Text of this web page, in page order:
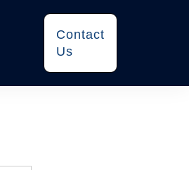
Contact
Us